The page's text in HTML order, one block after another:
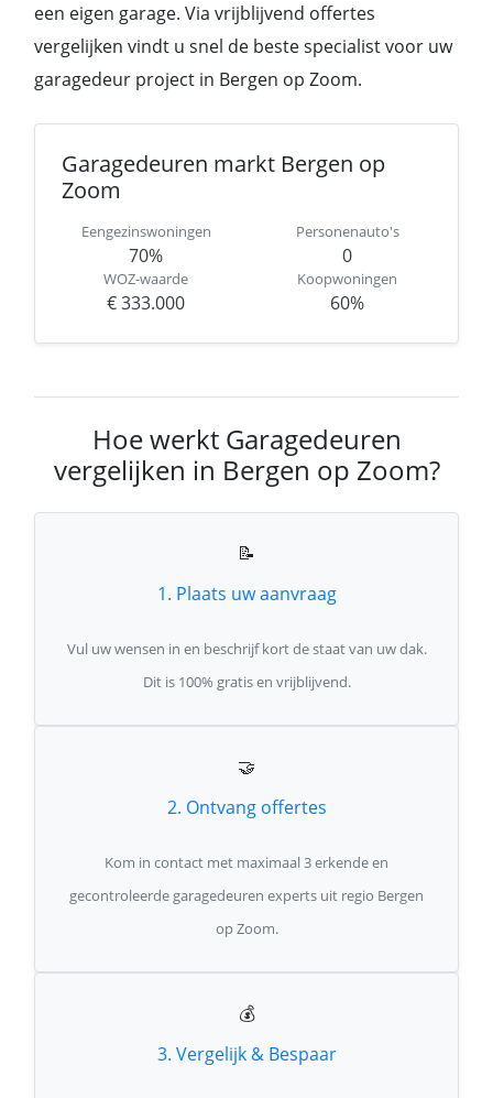
een eigen garage. Via vrijblijvend offertes
vergelijken vindt u snel de beste specialist voor uw
garagedeur project in Bergen op Zoom.
Garagedeuren markt Bergen op
Zoom
Eengezinswoningen
70%
Personenauto's
0
WOZ-waarde
€ 333.000
Koopwoningen
60%
Hoe werkt Garagedeuren
vergelijken in Bergen op Zoom?
📝
1. Plaats uw aanvraag
Vul uw wensen in en beschrijf kort de staat van uw dak.
Dit is 100% gratis en vrijblijvend.
🤝
2. Ontvang offertes
Kom in contact met maximaal 3 erkende en
gecontroleerde garagedeuren experts uit regio Bergen
op Zoom.
💰
3. Vergelijk & Bespaar